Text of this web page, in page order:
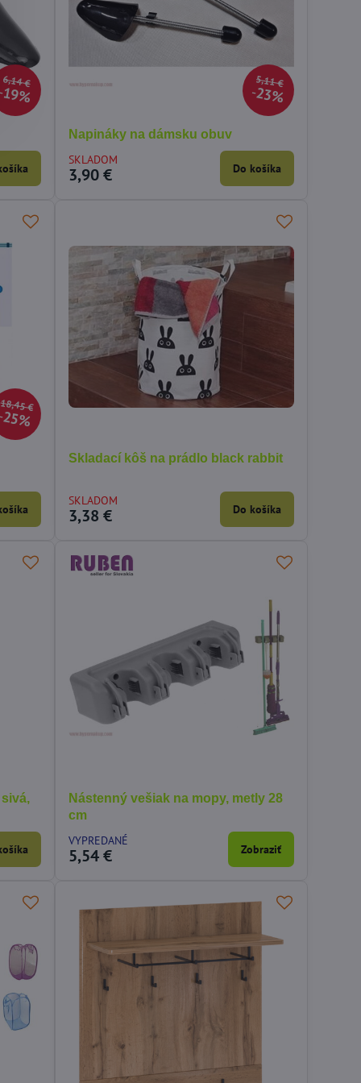
6,14 €
19%
5,11 €
23%
Napináky na dámsku obuv
SKLADOM
3,90 € Do košíka
18,45 €
25%
Skladací kôš na prádlo black rabbit
SKLADOM
3,38 € Do košíka
Nástenný vešiak na mopy, metly 28
cm
VYPREDANÉ
5,54 € Zobraziť